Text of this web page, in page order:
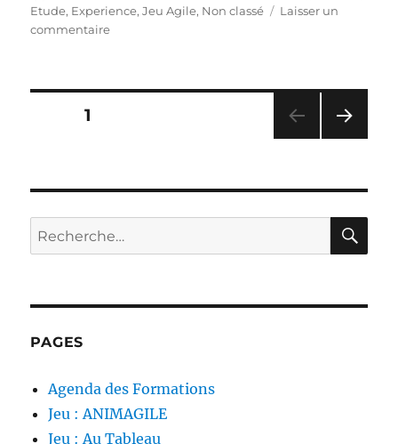
le
Etude, Experience,Jeu Agile, Non classé
Laisser un
commentairesur
Pagination
publications
PAGE1
ANT
E
Recherche
pour :
PAGES
Agenda des Formations
Jeu : ANIMAGILE
Jeu : Au Tableau